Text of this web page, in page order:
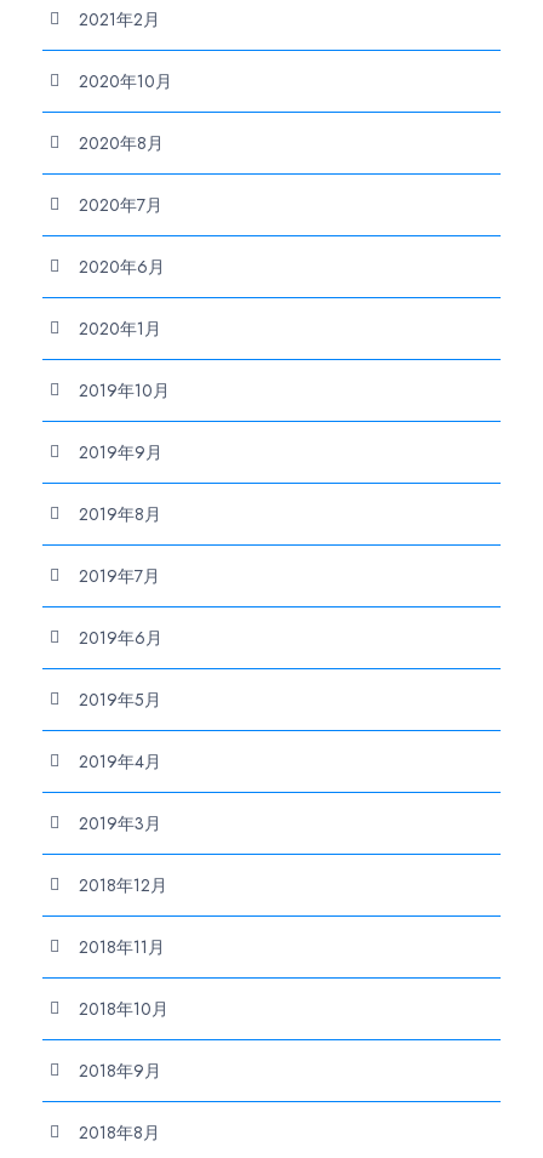
2021年2月
2020年10月
2020年8月
2020年7月
2020年6月
2020年1月
2019年10月
2019年9月
2019年8月
2019年7月
2019年6月
2019年5月
2019年4月
2019年3月
2018年12月
2018年11月
2018年10月
2018年9月
2018年8月